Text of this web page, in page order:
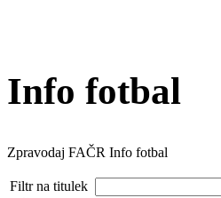
Info fotbal
Zpravodaj FAČR Info fotbal
Filtr na titulek